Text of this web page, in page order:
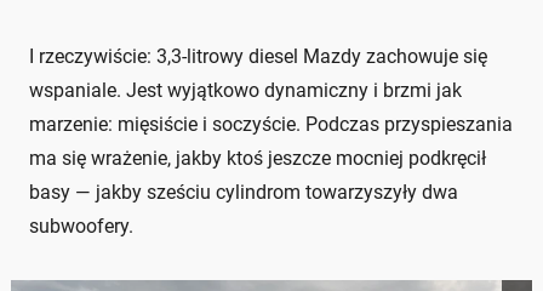
I rzeczywiście: 3,3-litrowy diesel Mazdy zachowuje się
wspaniale. Jest wyjątkowo dynamiczny i brzmi jak
marzenie: mięsiście i soczyście. Podczas przyspieszania
ma się wrażenie, jakby ktoś jeszcze mocniej podkręcił
basy — jakby sześciu cylindrom towarzyszyły dwa
subwoofery.